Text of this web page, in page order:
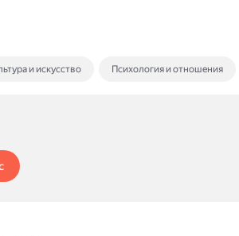
и искусство Психология и отношения